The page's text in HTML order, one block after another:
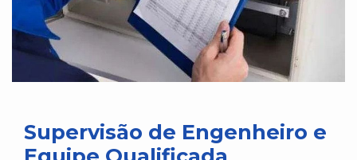
Supervisão de Engenheiro e